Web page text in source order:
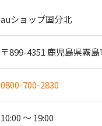
auショップ国分北
〒899-4351 鹿児島県霧
0800-700-2830
10:00 ～ 19:00